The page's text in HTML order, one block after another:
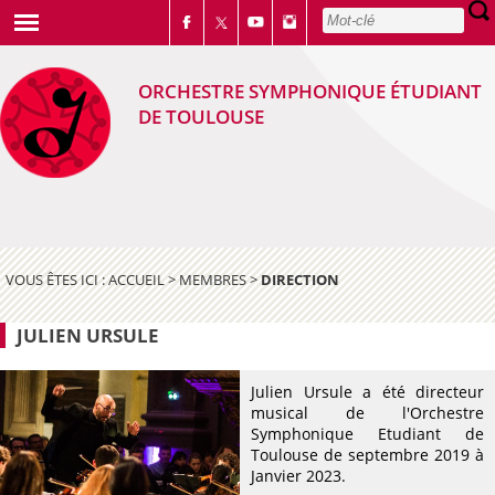
ORCHESTRE SYMPHONIQUE ÉTUDIANT
DE TOULOUSE
VOUS ÊTES ICI :ACCUEIL>MEMBRES>DIRECTION
JULIEN URSULE
Julien Ursule a été directeur
musical de l'Orchestre
Symphonique Etudiant de
Toulouse de septembre 2019 à
Janvier 2023.